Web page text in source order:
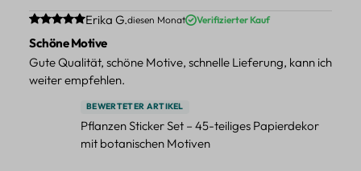
Durchschnittliche Bewertung von 5 von 5 Sternen
Erika G.diesen Monat Verifizierter Kauf
Schöne Motive
Gute Qualität, schöne Motive, schnelle Lieferung, kann ich
weiter empfehlen.
BEWERTETER ARTIKEL
Pflanzen Sticker Set – 45-teiliges Papierdekor
mit botanischen Motiven